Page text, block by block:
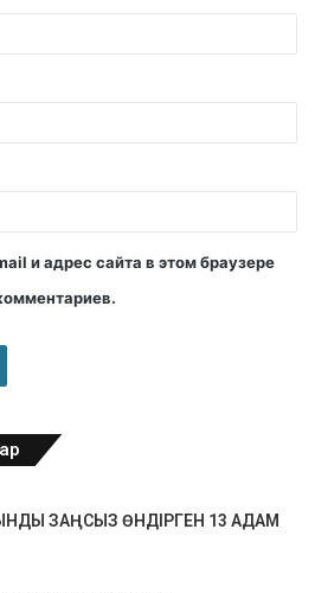
и адрес сайта в этом браузере
ЗАҢСЫЗ ӨНДІРГЕН 13 АДАМ